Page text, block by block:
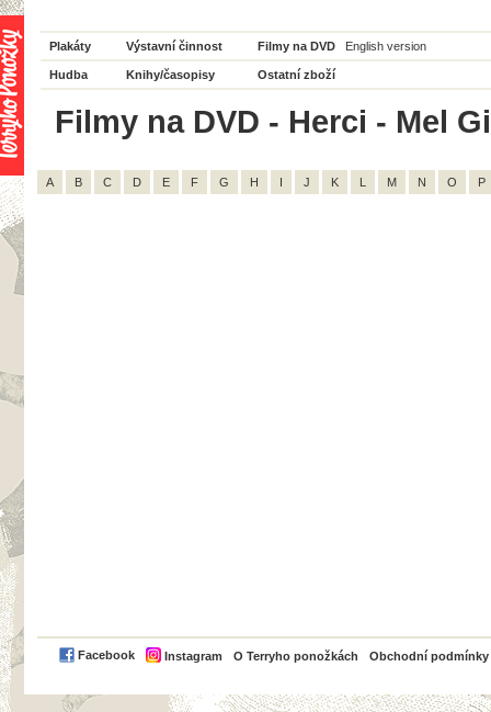
Plakáty Výstavní činnost Filmy na DVD English version
Hudba Knihy/časopisy Ostatní zboží
Filmy na DVD - Herci - Mel
A B C D E F G H I J K L M N O P
Facebook Instagram O Terryho ponožkách Obchodní podmínky
PayPal